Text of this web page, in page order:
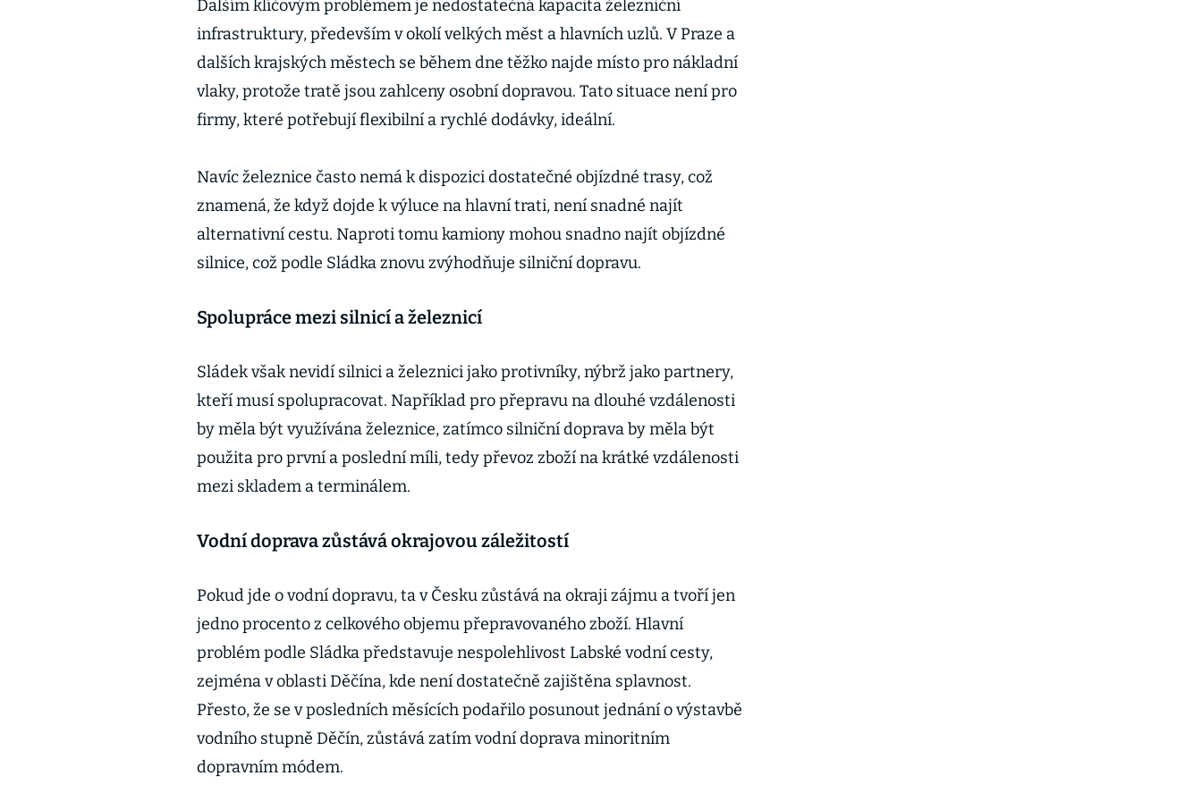
Dalším klíčovým problémem je nedostatečná kapacita železniční
infrastruktury, především v okolí velkých měst a hlavních uzlů. V Praze a
dalších krajských městech se během dne těžko najde místo pro nákladní
vlaky, protože tratě jsou zahlceny osobní dopravou. Tato situace není pro
firmy, které potřebují flexibilní a rychlé dodávky, ideální.
Navíc železnice často nemá k dispozici dostatečné objízdné trasy, což
znamená, že když dojde k výluce na hlavní trati, není snadné najít
alternativní cestu. Naproti tomu kamiony mohou snadno najít objízdné
silnice, což podle Sládka znovu zvýhodňuje silniční dopravu.
Spolupráce mezi silnicí a železnicí
Sládek však nevidí silnici a železnici jako protivníky, nýbrž jako partnery,
kteří musí spolupracovat. Například pro přepravu na dlouhé vzdálenosti
by měla být využívána železnice, zatímco silniční doprava by měla být
použita pro první a poslední míli, tedy převoz zboží na krátké vzdálenosti
mezi skladem a terminálem.
Vodní doprava zůstává okrajovou záležitostí
Pokud jde o vodní dopravu, ta v Česku zůstává na okraji zájmu a tvoří jen
jedno procento z celkového objemu přepravovaného zboží. Hlavní
problém podle Sládka představuje nespolehlivost Labské vodní cesty,
zejména v oblasti Děčína, kde není dostatečně zajištěna splavnost.
Přesto, že se v posledních měsících podařilo posunout jednání o výstavbě
vodního stupně Děčín, zůstává zatím vodní doprava minoritním
dopravním módem.